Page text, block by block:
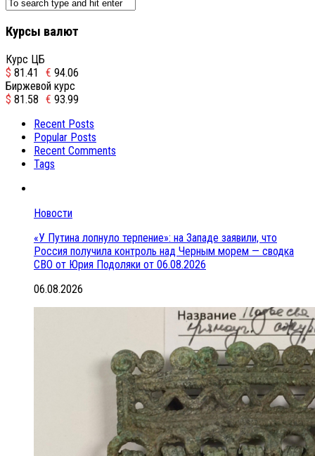
Курсы валют
Курс ЦБ
$ 81.41 € 94.06
Биржевой курс
$ 81.58 € 93.99
Recent Posts
Popular Posts
Recent Comments
Tags
Новости
«У Путина лопнуло терпение»: на Западе заявили, что
Россия получила контроль над Черным морем — сводка
СВО от Юрия Подоляки от 06.08.2026
06.08.2026